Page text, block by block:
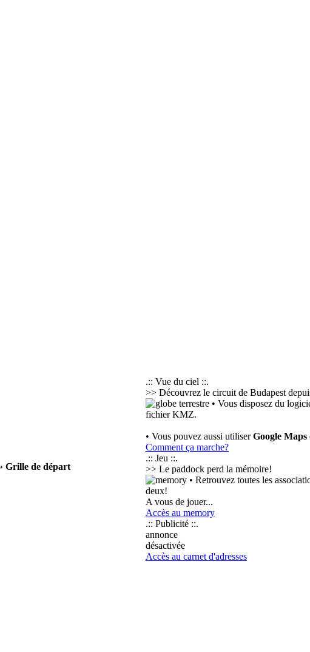
Grille de départ
.:: Vue du ciel ::.
>> Découvrez le circuit de Budapest
• Vous disposez du
fichier KMZ.
• Vous pouvez aussi utiliserGoogle Maps
Comment ça marche?
.:: Jeu ::.
>> Le paddock perd la mémoire!
• Retrouvez toutes les
deux!
A vous de jouer...
Accès au memory
.:: Publicité ::.
annonce
désactivée
Accès au carnet d'adresses